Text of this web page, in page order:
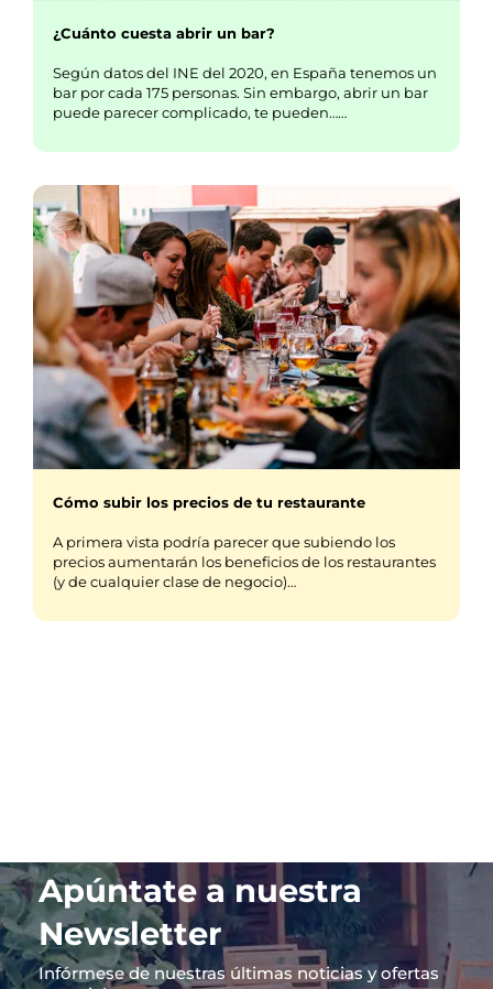
¿Cuánto cuesta abrir un bar?
Según datos del INE del 2020, en España tenemos un
bar por cada 175 personas. Sin embargo, abrir un bar
puede parecer complicado, te pueden……
Cómo subir los precios de tu restaurante
A primera vista podría parecer que subiendo los
precios aumentarán los beneficios de los restaurantes
(y de cualquier clase de negocio)…
Apúntate a nuestra
Newsletter
Infórmese de nuestras últimas noticias y ofertas